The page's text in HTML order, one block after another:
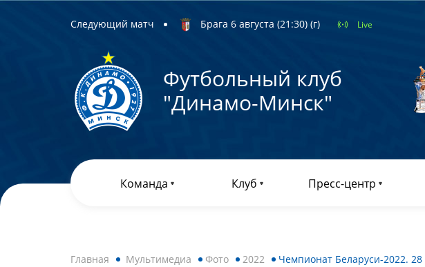
Следующий матч Брага 6 августа (21:30) (г) Live
Футбольный клуб
"Динамо-Минск"
Команда Клуб Пресс-центр
Главная Мультимедиа Фото 2022 Чемпионат Беларуси-2022. 28